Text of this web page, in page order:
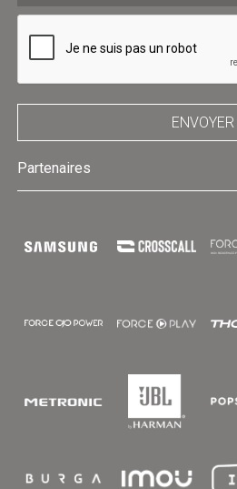
ENVOYER
Partenaires